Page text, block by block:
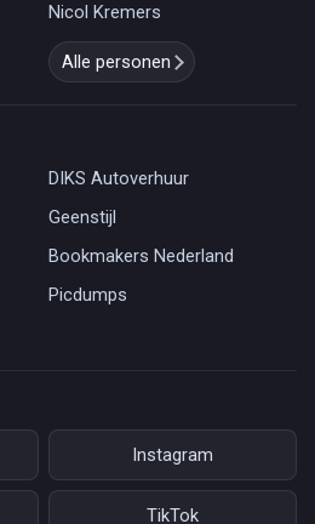
Nicol Kremers
Alle personen
DIKS Autoverhuur
Geenstijl
Bookmakers Nederland
Picdumps
Instagram
TikTok